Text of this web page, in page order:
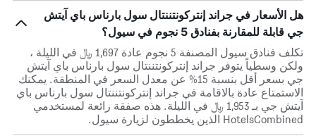
هل الأسعار في جراند إنتركونتننتال سول بارناس باي آيتش
جي قابلة للمقارنة بفنادق 5 نجوم في سيول؟
تكلف فنادق سيول المصنفة 5 نجوم عادة 1,697 ﷼ في الليلة ،
ولكن وسطياً يتوفر جراند إنتركونتننتال سول بارناس باي آيتش
جي بسعر أقل بنسبة 15% عن معدل السعر في المنطقة. يمكنك
الاستمتاع عادة بالاقامة في جراند إنتركونتننتال سول بارناس باي
آيتش جي بـ 1,953 ﷼ في الليلة. هذه صفقة رائعة لمستخدمي
HotelsCombined الذين يخططون لزيارة سيول.